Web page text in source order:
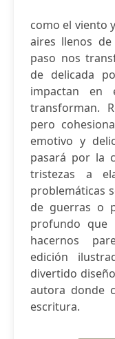
como el viento
aires llenos
paso nos
de delicada
impactan en
transforman.
pero
emotivo y
pasará por la
tristezas a
problemáticas
de guerras o
profundo que
hacernos
edición
divertido
autora donde
escritura.